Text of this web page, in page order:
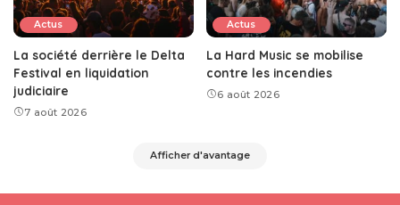
Actus
La société derrière le Delta
Festival en liquidation
judiciaire
7 août 2026
Actus
La Hard Music se mobilise
contre les incendies
6 août 2026
Afficher d'avantage